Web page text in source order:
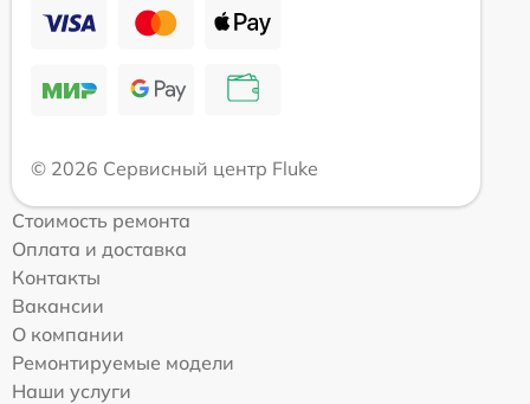
© 2026 Сервисный центр Fluke
Стоимость ремонта
Оплата и доставка
Контакты
Вакансии
О компании
Ремонтируемые модели
Наши услуги